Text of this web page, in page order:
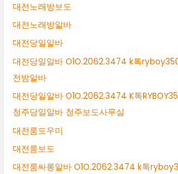
대전노래방보도
대전노래방알바
대전당일알바
대전당일알바 O1O.2062.3474 k톡
전밤알바
대전당일알바 O1O.2062.3474 K톡
청주당일알바 청주보도사무실
대전룸도우미
대전룸보도
대전룸싸롱알바 O1O.2062.3474 k톡